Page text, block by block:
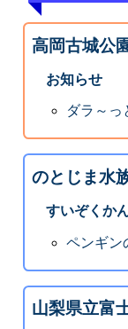
高岡古城公
お知らせ
ダラ～っ
のとじま水
すいぞくか
ペンギン
山梨県立富